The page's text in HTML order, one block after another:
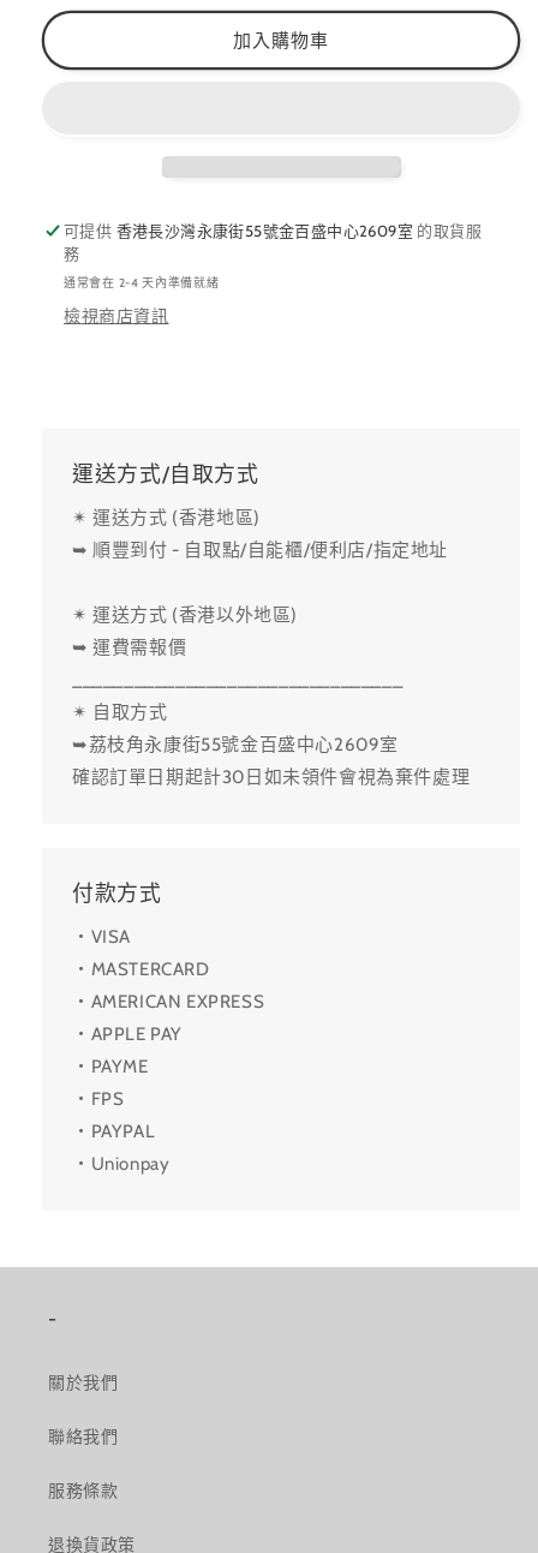
減
增
加入購物車
可提供 香港長沙灣永康街55號金百盛中心2609室 的取貨服
務
通常會在 2-4 天內準備就緒
檢視商店資訊
運送方式/自取方式
✴ 運送方式 (香港地區)
➥ 順豐到付 - 自取點/自能櫃/便利店/指定地址
✴ 運送方式 (香港以外地區)
➥ 運費需報價
✴ 自取方式
➥荔枝角永康街55號金百盛中心2609室
確認訂單日期起計30日如未領件會視為棄件處理
付款方式
・VISA
・MASTERCARD
・AMERICAN EXPRESS
・APPLE PAY
・PAYME
・FPS
・PAYPAL
・Unionpay
-
關於我們
聯絡我們
服務條款
退換貨政策